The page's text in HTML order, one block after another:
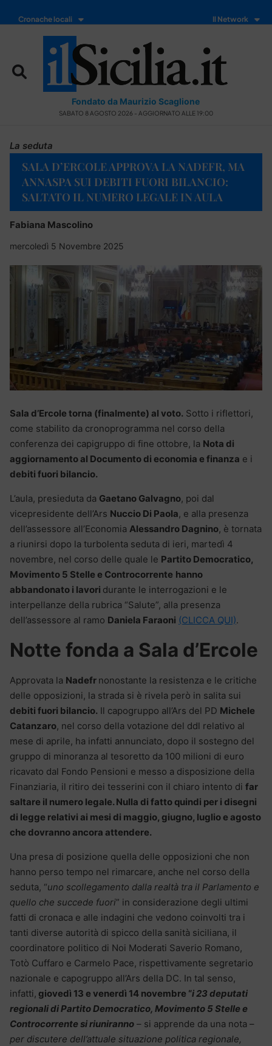
Cronache locali Il Network
Fondato da Maurizio Scaglione
SABATO 8 AGOSTO 2026 - AGGIORNATO ALLE 19:00
La seduta
SALA D’ERCOLE APPROVA LA NADEFR, MA
ANNASPA SUI DEBITI FUORI BILANCIO:
SALTATO IL NUMERO LEGALE IN AULA
Fabiana Mascolino
mercoledì 5 Novembre 2025
Sala d’Ercole torna (finalmente) al voto. Sotto i riflettori,
come stabilito da cronoprogramma nel corso della
conferenza dei capigruppo di fine ottobre, la Nota di
aggiornamento al Documento di economia e finanza e i
debiti fuori bilancio.
L’aula, presieduta da Gaetano Galvagno, poi dal
vicepresidente dell’Ars Nuccio Di Paola, e alla presenza
dell’assessore all’Economia Alessandro Dagnino, è tornata
a riunirsi dopo la turbolenta seduta di ieri, martedì 4
novembre, nel corso delle quale le Partito Democratico,
Movimento 5 Stelle e Controcorrente hanno
abbandonato i lavori durante le interrogazioni e le
interpellanze della rubrica “Salute”, alla presenza
dell’assessore al ramo Daniela Faraoni (CLICCA QUI).
Notte fonda a Sala d’Ercole
Approvata la Nadefr nonostante la resistenza e le critiche
delle opposizioni, la strada si è rivela però in salita sui
debiti fuori bilancio. Il capogruppo all’Ars del PD Michele
Catanzaro, nel corso della votazione del ddl relativo al
mese di aprile, ha infatti annunciato, dopo il sostegno del
gruppo di minoranza al tesoretto da 100 milioni di euro
ricavato dal Fondo Pensioni e messo a disposizione della
Finanziaria, il ritiro dei tesserini con il chiaro intento di far
saltare il numero legale. Nulla di fatto quindi per i disegni
di legge relativi ai mesi di maggio, giugno, luglio e agosto
che dovranno ancora attendere.
Una presa di posizione quella delle opposizioni che non
hanno perso tempo nel rimarcare, anche nel corso della
seduta, “uno scollegamento dalla realtà tra il Parlamento e
quello che succede fuori” in considerazione degli ultimi
fatti di cronaca e alle indagini che vedono coinvolti tra i
tanti diverse autorità di spicco della sanità siciliana, il
coordinatore politico di Noi Moderati Saverio Romano,
Totò Cuffaro e Carmelo Pace, rispettivamente segretario
nazionale e capogruppo all’Ars della DC. In tal senso,
infatti, giovedì 13 e venerdì 14 novembre “i 23 deputati
regionali di Partito Democratico, Movimento 5 Stelle e
Controcorrente si riuniranno – si apprende da una nota –
per discutere dell’attuale situazione politica regionale,